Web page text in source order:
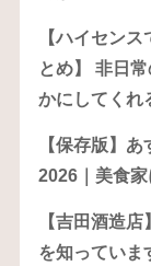
【ハイセン
とめ】 非日
かにしてくれ
【保存版】
2026｜美食
【吉田酒造
を知っていま